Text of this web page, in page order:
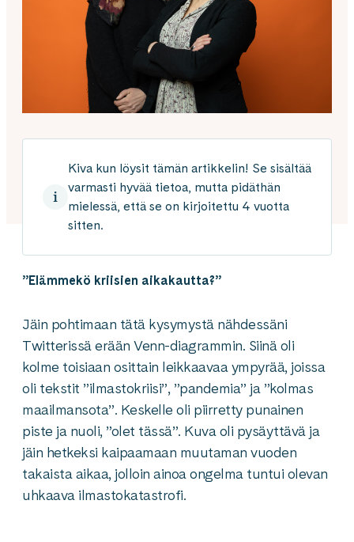
Kiva kun löysit tämän artikkelin! Se sisältää
varmasti hyvää tietoa, mutta pidäthän
mielessä, että se on kirjoitettu 4 vuotta
sitten.
”Elämmekö kriisien aikakautta?”
Jäin pohtimaan tätä kysymystä nähdessäni
Twitterissä erään Venn-diagrammin. Siinä oli
kolme toisiaan osittain leikkaavaa ympyrää, joissa
oli tekstit ”ilmastokriisi”, ”pandemia” ja ”kolmas
maailmansota”. Keskelle oli piirretty punainen
piste ja nuoli, ”olet tässä”. Kuva oli pysäyttävä ja
jäin hetkeksi kaipaamaan muutaman vuoden
takaista aikaa, jolloin ainoa ongelma tuntui olevan
uhkaava ilmastokatastrofi.